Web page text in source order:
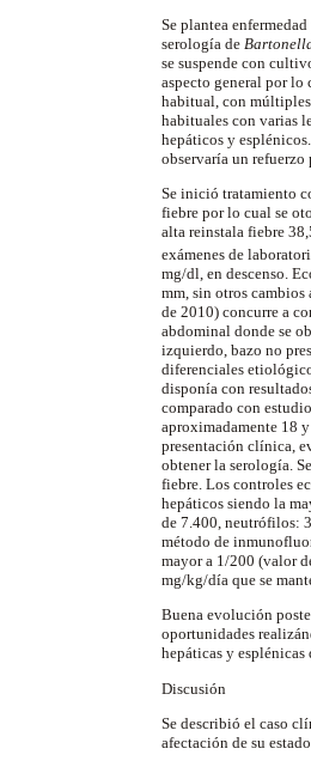
Se plantea
serología de
se suspende con
aspecto general por lo
habitual, con
habituales con varias
hepáticos y
observaría un
Se inició tratamiento
fiebre por lo cual se
alta reinstala fiebre
exámenes de
mg/dl, en descenso.
mm, sin otros cambios
de 2010) concurre a
abdominal donde se
izquierdo, bazo no
diferenciales
disponía con
comparado con
aproximadamente 18
presentación clínica,
obtener la serología.
fiebre. Los controles
hepáticos siendo la
de 7.400, neutrófilos:
método de
mayor a 1/200 (valor
mg/kg/día que se
Buena evolución
oportunidades
hepáticas y esplénicas
Discusión
Se describió el caso
afectación de su